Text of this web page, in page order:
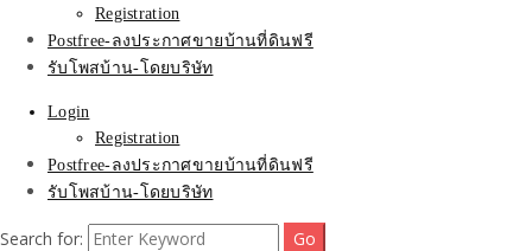
เมืองไทย
Registration
Postfree-ลงประกาศขายบ้านที่ดินฟรี
รับโพสบ้าน-โดยบริษัท
Login
Registration
Postfree-ลงประกาศขายบ้านที่ดินฟรี
รับโพสบ้าน-โดยบริษัท
Search for: